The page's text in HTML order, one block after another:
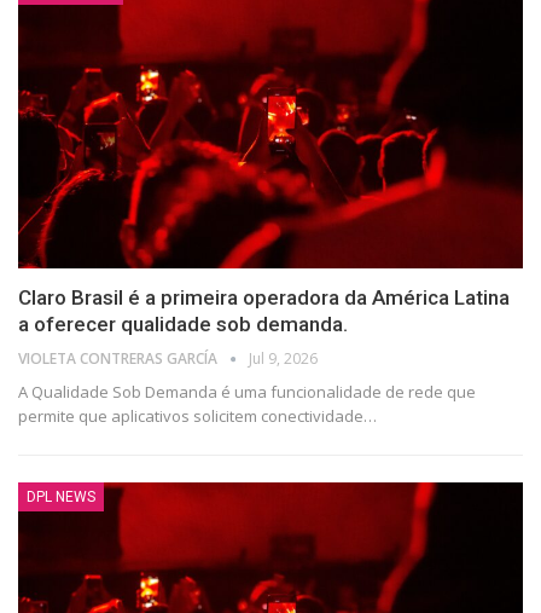
Claro Brasil é a primeira operadora da América Latina
a oferecer qualidade sob demanda.
VIOLETA CONTRERAS GARCÍA Jul 9, 2026
A Qualidade Sob Demanda é uma funcionalidade de rede que
permite que aplicativos solicitem conectividade…
DPL NEWS